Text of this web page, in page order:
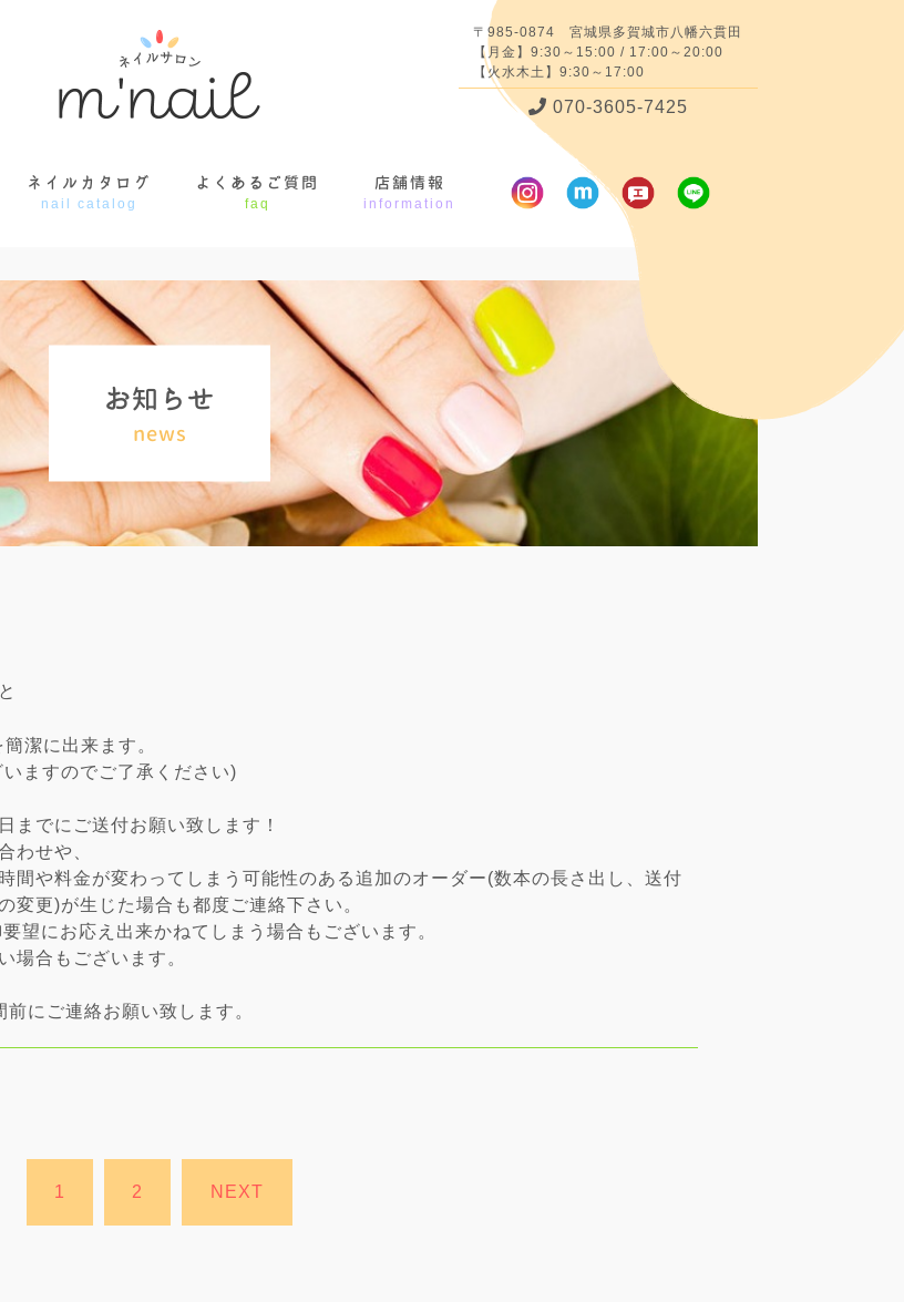
〒985-0874 宮城県多賀城市八幡六貫田
【月金】9:30～15:00 / 17:00～20:00
【火水木土】9:30～17:00
070-3605-7425
ネイルカタログ
nail catalog
よくあるご質問
faq
店舗情報
information
お知 らせ
news
潔に出来ます。
ますのでご了承ください)
までにご送付お願い致します！
わせや、
間や料金が変わってしまう可能性のある追加のオーダー(数本の長さ出し、送付
変更)が生じた場合も都度ご連絡下さい。
望にお応え出来かねてしまう場合もございます。
場合もございます。
にご連絡お願い致します。
1 2 NEXT